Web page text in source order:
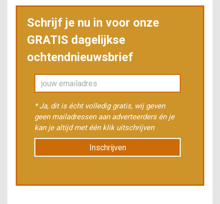
Schrijf je nu in voor onze
GRATIS dagelijkse
ochtendnieuwsbrief
* Ja, dit is écht volledig gratis, wij geven
geen mailadressen aan adverteerders én je
kan je altijd met één klik uitschrijven
Inschrijven